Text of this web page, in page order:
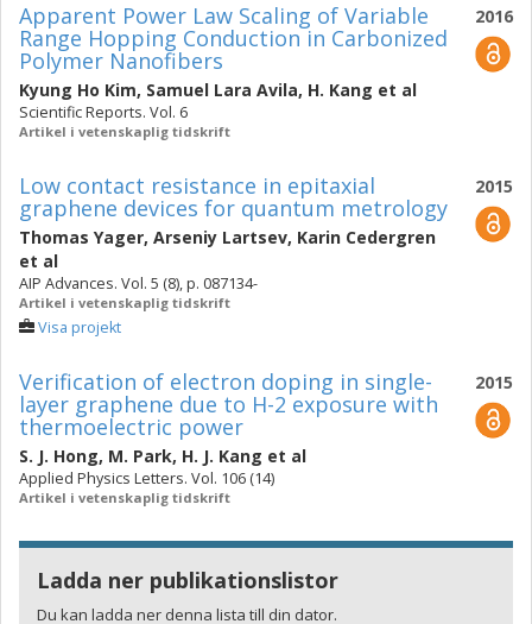
2016
Apparent Power Law Scaling of Variable
Range Hopping Conduction in Carbonized
Polymer Nanofibers
Kyung Ho Kim, Samuel Lara Avila, H. Kang et al
Scientific Reports. Vol. 6
Artikel i vetenskaplig tidskrift
2015
Low contact resistance in epitaxial
graphene devices for quantum metrology
Thomas Yager, Arseniy Lartsev, Karin Cedergren
et al
AIP Advances. Vol. 5 (8), p. 087134-
Artikel i vetenskaplig tidskrift
Visa projekt
2015
Verification of electron doping in single-
layer graphene due to H-2 exposure with
thermoelectric power
S. J. Hong, M. Park, H. J. Kang et al
Applied Physics Letters. Vol. 106 (14)
Artikel i vetenskaplig tidskrift
Ladda ner publikationslistor
Du kan ladda ner denna lista till din dator.